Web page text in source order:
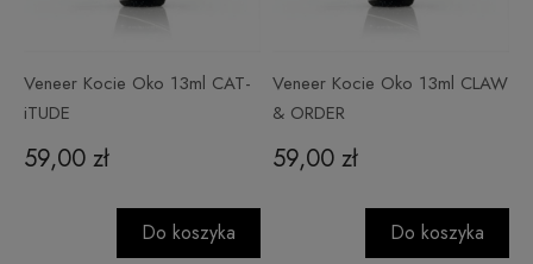
Veneer Kocie Oko 13ml CAT-
iTUDE
59,00 zł
Do koszyka
Veneer Kocie Oko 13ml CLAW
& ORDER
59,00 zł
Do koszyka